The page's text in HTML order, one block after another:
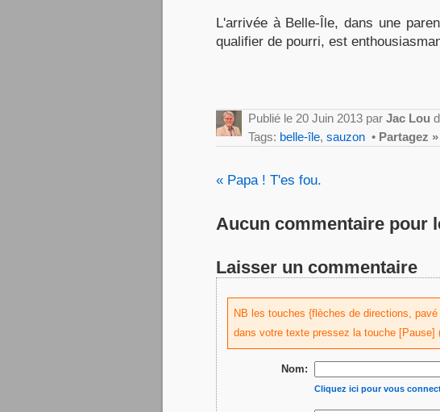
L'arrivée à Belle-Île, dans une
qualifier de pourri, est
Publié le 20 Juin 2013 par Jac Lou
Tags: belle-île, sauzon• Partagez »
« Papa ! T'es fou.
Aucun commentaire pour
Laisser un commentaire
NB les touches {flèches de directions,
dans votre texte pressez la touche [Pause]
Nom:
Cliquez ici pour vous